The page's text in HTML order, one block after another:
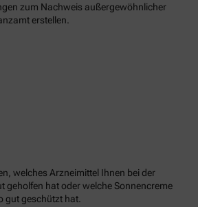
zum Nachweis außergewöhnlicher
erstellen.
welches Arzneimittel Ihnen bei der
geholfen hat oder welche Sonnencreme
gut geschützt hat.